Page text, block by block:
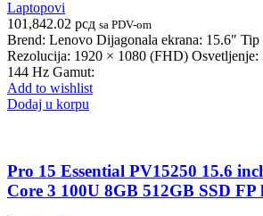
Laptopovi
101,842.02 рсд sa PDV-om
Brend: Lenovo Dijagonala ekrana: 15.6″ Tip
Rezolucija: 1920 × 1080 (FHD) Osvetljenje:
144 Hz Gamut:
Add to wishlist
Dodaj u korpu
Pro 15 Essential PV15250 15.6
Core 3 100U 8GB 512GB SSD FP